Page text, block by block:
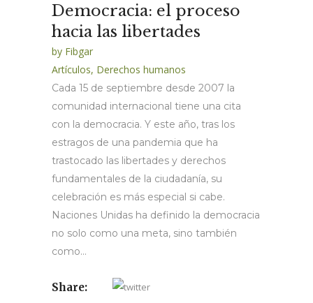
Democracia: el proceso
hacia las libertades
by Fibgar
Artículos, Derechos humanos
Cada 15 de septiembre desde 2007 la
comunidad internacional tiene una cita
con la democracia. Y este año, tras los
estragos de una pandemia que ha
trastocado las libertades y derechos
fundamentales de la ciudadanía, su
celebración es más especial si cabe.
Naciones Unidas ha definido la democracia
no solo como una meta, sino también
como...
Share: